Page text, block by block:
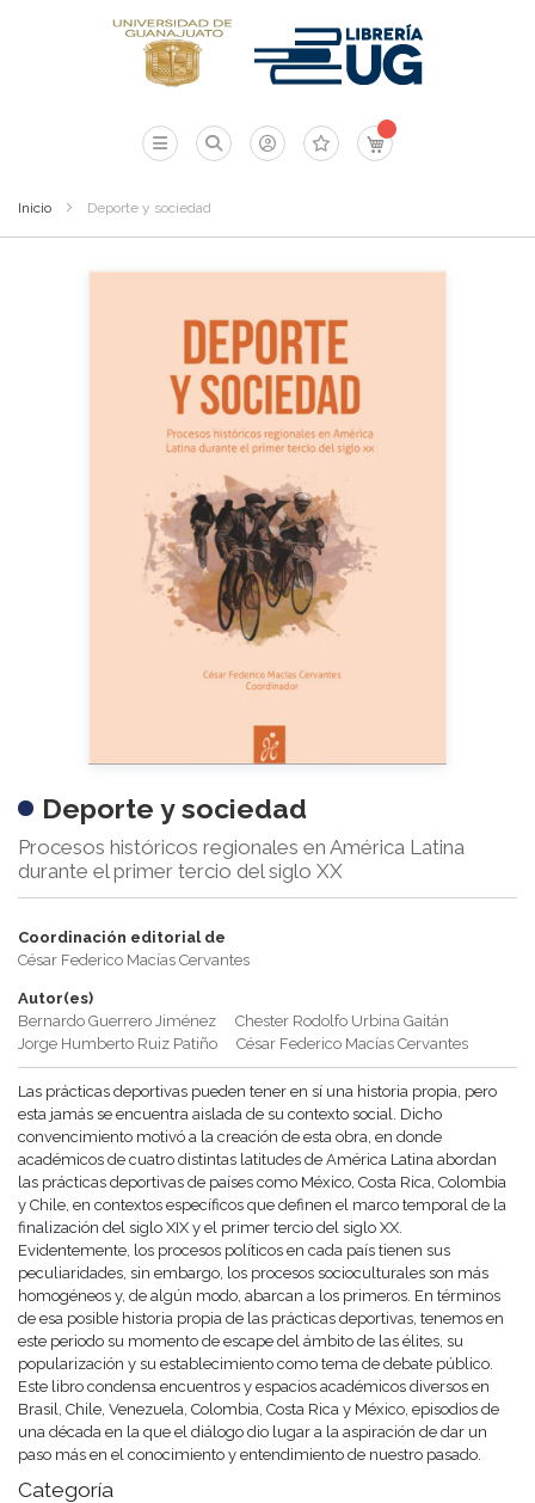
Mi carrito
Inicio Deporte y sociedad
Deporte y sociedad
Procesos históricos regionales en América Latina
durante el primer tercio del siglo XX
Coordinación editorial de
César Federico Macías Cervantes
Autor(es)
Bernardo Guerrero Jiménez
Chester Rodolfo Urbina Gaitán
Jorge Humberto Ruiz Patiño
César Federico Macías Cervantes
Las prácticas deportivas pueden tener en sí una historia propia, pero
esta jamás se encuentra aislada de su contexto social. Dicho
convencimiento motivó a la creación de esta obra, en donde
académicos de cuatro distintas latitudes de América Latina abordan
las prácticas deportivas de países como México, Costa Rica, Colombia
y Chile, en contextos específicos que definen el marco temporal de la
finalización del siglo XIX y el primer tercio del siglo XX.
Evidentemente, los procesos políticos en cada país tienen sus
peculiaridades, sin embargo, los procesos socioculturales son más
homogéneos y, de algún modo, abarcan a los primeros. En términos
de esa posible historia propia de las prácticas deportivas, tenemos en
este periodo su momento de escape del ámbito de las élites, su
popularización y su establecimiento como tema de debate público.
Este libro condensa encuentros y espacios académicos diversos en
Brasil, Chile, Venezuela, Colombia, Costa Rica y México, episodios de
una década en la que el diálogo dio lugar a la aspiración de dar un
paso más en el conocimiento y entendimiento de nuestro pasado.
Categoría